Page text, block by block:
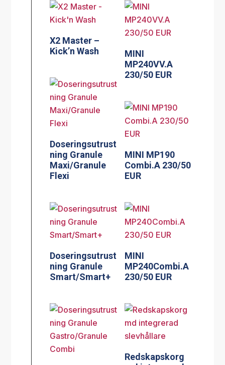
X2 Master –
Kick’n Wash
MINI
MP240VV.A
230/50 EUR
Doseringsutrust
ning Granule
Maxi/Granule
Flexi
MINI MP190
Combi.A 230/50
EUR
Doseringsutrust
ning Granule
Smart/Smart+
MINI
MP240Combi.A
230/50 EUR
Redskapskorg